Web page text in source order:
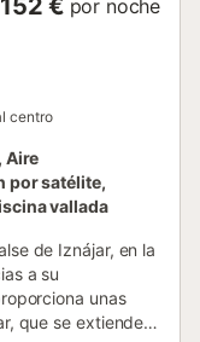
por noche
centro
Aire
por satélite,
vallada
de Iznájar, en la
a su
unas
que se extiende a